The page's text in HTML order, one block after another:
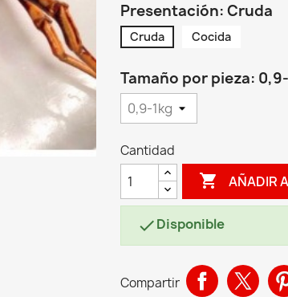
Presentación: Cruda
Cruda Cocida
Tamaño por pieza:
Cantidad
 AÑADIR
Disponible
Compartir